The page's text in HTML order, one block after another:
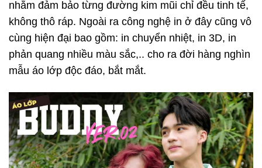
nhằm đảm bảo từng đường kim mũi chỉ đều tinh tế,
không thô ráp. Ngoài ra công nghệ in ở đây cũng vô
cùng hiện đại bao gồm: in chuyển nhiệt, in 3D, in
phản quang nhiều màu sắc,.. cho ra đời hàng nghìn
mẫu áo lớp độc đáo, bắt mắt.